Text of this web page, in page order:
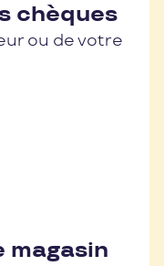
chèques
ou de votre
magasin